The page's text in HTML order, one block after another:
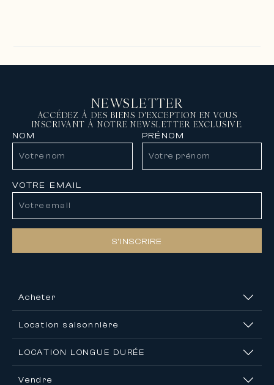
NEWSLETTER
ACCÉDEZ À DES BIENS D'EXCEPTION EN VOUS
INSCRIVANT À NOTRE NEWSLETTER EXCLUSIVE.
NOM PRÉNOM
VOTRE EMAIL
S’INSCRIRE
Acheter
Location saisonnière
LOCATION LONGUE DURÉE
Vendre